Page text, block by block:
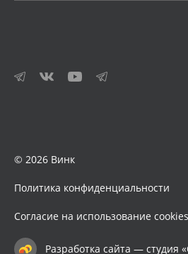
© 2026 Винк
Политика конфиденциальности
Согласие на использование cookies
Разработка сайта — студия